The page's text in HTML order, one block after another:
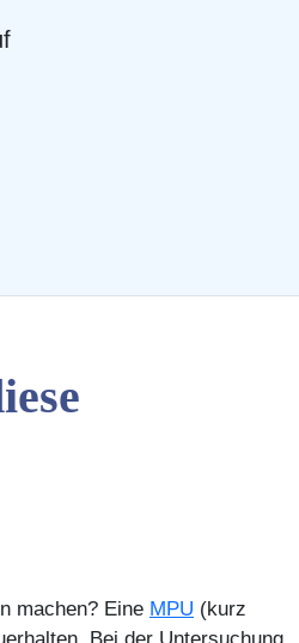
machen? Eine MPU (kurz